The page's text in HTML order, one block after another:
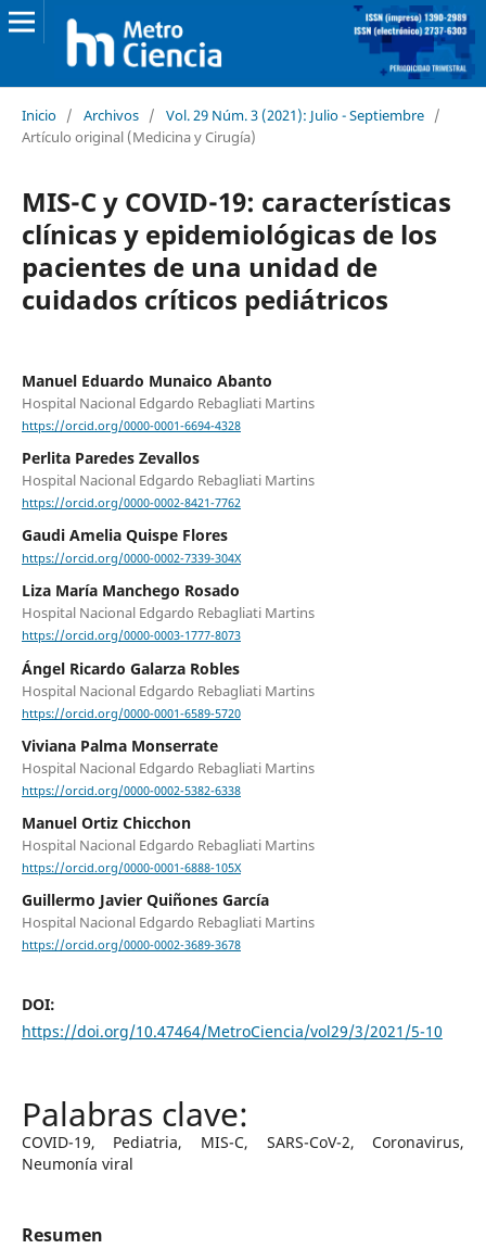
Inicio / Archivos / Vol. 29 Núm. 3 (2021): Julio - Septiembre /
Artículo original (Medicina y Cirugía)
MIS-C y COVID-19: características
clínicas y epidemiológicas de los
pacientes de una unidad de
cuidados críticos pediátricos
Manuel Eduardo Munaico Abanto
Hospital Nacional Edgardo Rebagliati Martins
https://orcid.org/0000-0001-6694-4328
Perlita Paredes Zevallos
Hospital Nacional Edgardo Rebagliati Martins
https://orcid.org/0000-0002-8421-7762
Gaudi Amelia Quispe Flores
https://orcid.org/0000-0002-7339-304X
Liza María Manchego Rosado
Hospital Nacional Edgardo Rebagliati Martins
https://orcid.org/0000-0003-1777-8073
Ángel Ricardo Galarza Robles
Hospital Nacional Edgardo Rebagliati Martins
https://orcid.org/0000-0001-6589-5720
Viviana Palma Monserrate
Hospital Nacional Edgardo Rebagliati Martins
https://orcid.org/0000-0002-5382-6338
Manuel Ortiz Chicchon
Hospital Nacional Edgardo Rebagliati Martins
https://orcid.org/0000-0001-6888-105X
Guillermo Javier Quiñones García
Hospital Nacional Edgardo Rebagliati Martins
https://orcid.org/0000-0002-3689-3678
DOI:
https://doi.org/10.47464/MetroCiencia/vol29/3/2021/5-10
COVID-19, Pediatria, MIS-C, SARS-CoV-2, Coronavirus,
Neumonía viral
Resumen